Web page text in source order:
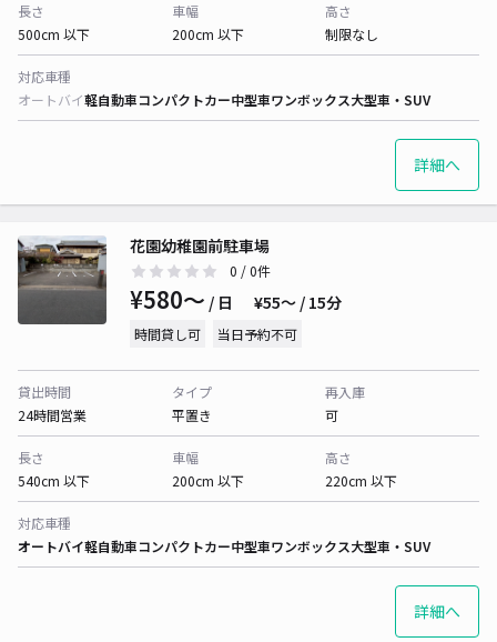
長さ
500cm 以下
車幅
200cm 以下
高さ
制限なし
対応車種
オートバイ軽自動車コンパクトカー中型車ワンボックス大型車・SUV
詳細へ
花園幼稚園前駐車場
0 / 0件
¥580〜 / 日 ¥55〜 / 15分
時間貸し可 当日予約不可
貸出時間
24時間営業
タイプ
平置き
再入庫
可
長さ
540cm 以下
車幅
200cm 以下
高さ
220cm 以下
対応車種
オートバイ軽自動車コンパクトカー中型車ワンボックス大型車・SUV
詳細へ